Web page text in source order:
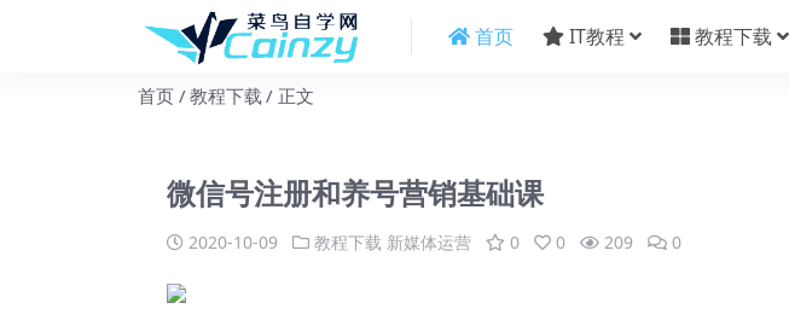
首页 IT教程 教程下载
首页 教程下载 正文
微信号注册和养号营销基础课
2020-10-09 教程下载 新媒体运营 0 0 209 0